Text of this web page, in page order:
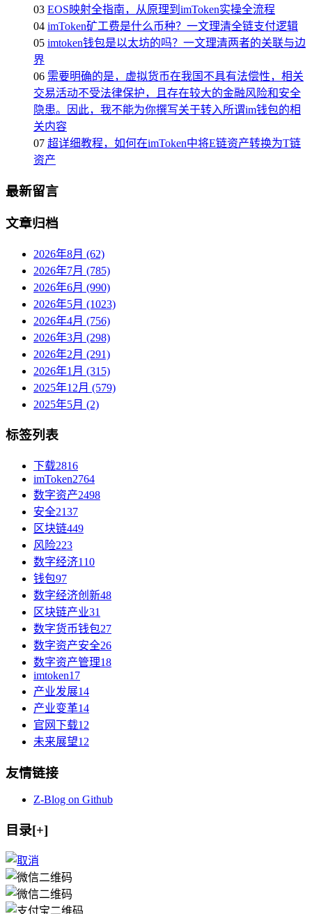
03 EOS映射全指南，从原理到imToken实操全流程
04 imToken矿工费是什么币种？一文理清全链支付逻辑
05 imtoken钱包是以太坊的吗？一文理清两者的关联与边
界
06 需要明确的是，虚拟货币在我国不具有法偿性，相关
交易活动不受法律保护，且存在较大的金融风险和安全
隐患。因此，我不能为你撰写关于转入所谓im钱包的相
关内容
07 超详细教程，如何在imToken中将E链资产转换为T链
资产
最新留言
文章归档
2026年8月 (62)
2026年7月 (785)
2026年6月 (990)
2026年5月 (1023)
2026年4月 (756)
2026年3月 (298)
2026年2月 (291)
2026年1月 (315)
2025年12月 (579)
2025年5月 (2)
标签列表
下载2816
imToken2764
数字资产2498
安全2137
区块链449
风险223
数字经济110
钱包97
数字经济创新48
区块链产业31
数字货币钱包27
数字资产安全26
数字资产管理18
imtoken17
产业发展14
产业变革14
官网下载12
未来展望12
友情链接
Z-Blog on Github
目录[+]